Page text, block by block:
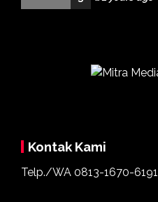
Kontak Kami
Telp./WA 0813-1670-6191